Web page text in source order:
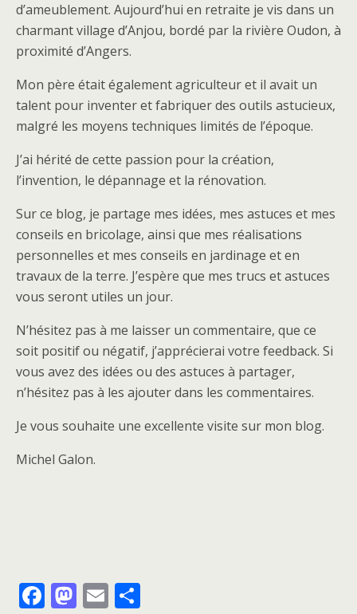
d’ameublement. Aujourd’hui en retraite je vis dans un
charmant village d’Anjou, bordé par la rivière Oudon, à
proximité d’Angers.
Mon père était également agriculteur et il avait un
talent pour inventer et fabriquer des outils astucieux,
malgré les moyens techniques limités de l’époque.
J’ai hérité de cette passion pour la création,
l’invention, le dépannage et la rénovation.
Sur ce blog, je partage mes idées, mes astuces et mes
conseils en bricolage, ainsi que mes réalisations
personnelles et mes conseils en jardinage et en
travaux de la terre. J’espère que mes trucs et astuces
vous seront utiles un jour.
N’hésitez pas à me laisser un commentaire, que ce
soit positif ou négatif, j’apprécierai votre feedback. Si
vous avez des idées ou des astuces à partager,
n’hésitez pas à les ajouter dans les commentaires.
Je vous souhaite une excellente visite sur mon blog.
Michel Galon.
F M E